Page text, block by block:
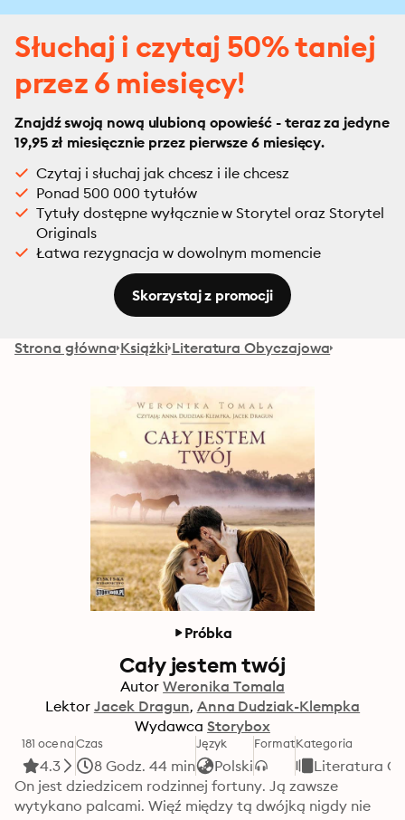
Słuchaj i czytaj 50% taniej
przez 6 miesięcy!
Znajdź swoją nową ulubioną opowieść - teraz za jedyne
19,95 zł miesięcznie przez pierwsze 6 miesięcy.
Czytaj i słuchaj jak chcesz i ile chcesz
Ponad 500 000 tytułów
Tytuły dostępne wyłącznie w Storytel oraz Storytel
Originals
Łatwa rezygnacja w dowolnym momencie
Skorzystaj z promocji
Strona główna Książki Literatura Obyczajowa
Próbka
Cały jestem twój
Autor Weronika Tomala
Lektor Jacek Dragun Anna Dudziak-Klempka
Wydawca Storybox
181 ocena
4.3
Czas
8 Godz. 44 min
Język
Polski
FormatKategoria
Literatura
On jest dziedzicem rodzinnej fortuny. Ją zawsze
wytykano palcami. Więź między tą dwójką nigdy nie